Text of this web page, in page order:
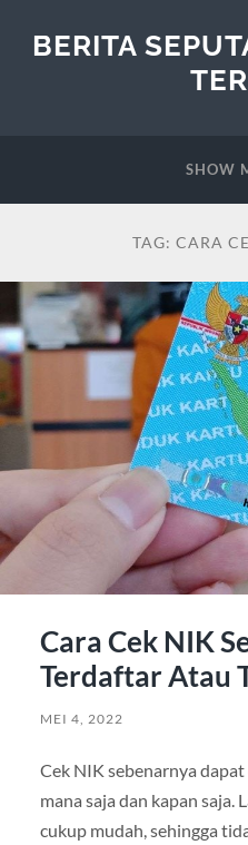
BERITA
SHOW
TAG: CARA
Cara Cek NIK
Terdaftar Atau
MEI 4, 2022
Cek NIK sebenarnya
mana saja dan kapan saja.
cukup mudah, sehingga